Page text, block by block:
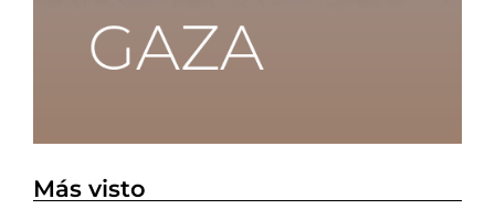
Más visto